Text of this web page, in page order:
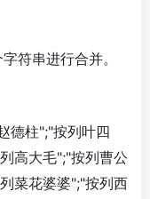
符串进行合并。
德柱";"按列叶四
高大毛";"按列曹公
菜花婆婆";"按列西